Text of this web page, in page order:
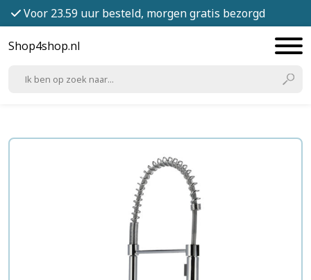
Voor 23.59 uur besteld, morgen gratis bezorgd
Shop4shop.nl